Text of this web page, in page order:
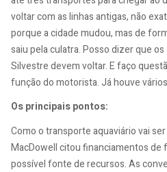
voltar com as linhas antigas, não
porque a cidade mudou, mas de
saiu pela culatra. Posso dizer que
Silvestre devem voltar. E faço
função do motorista. Já houve
Os principais pontos:
Como o transporte aquaviário vai
MacDowell citou financiamentos
possível fonte de recursos. As